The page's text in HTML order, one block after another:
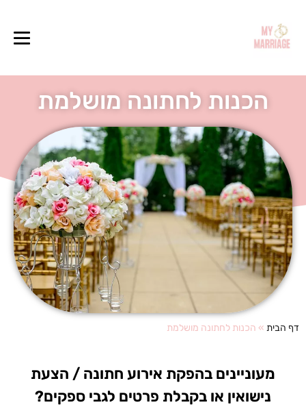
הכנות לחתונה מושלמת
דף הבית » הכנות לחתונה מושלמת
מעוניינים בהפקת אירוע חתונה / הצעת
נישואין או בקבלת פרטים לגבי ספקים?